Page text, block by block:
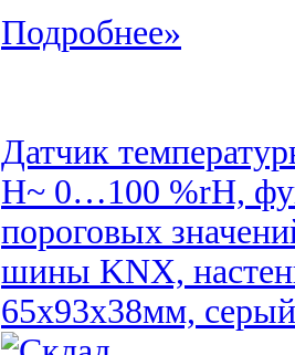
Подробнее»
Датчик
H~ 0…100 %rH,
пороговых
шины KNX,
65x93x38мм, серый